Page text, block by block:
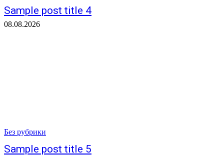
Sample post title 4
08.08.2026
Без рубрики
Sample post title 5